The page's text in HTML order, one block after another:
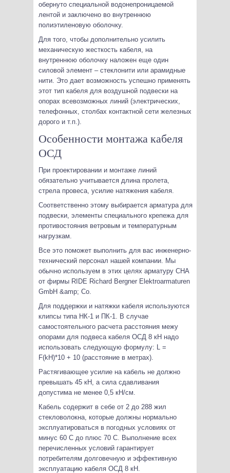
обернуто специальной водонепроницаемой
лентой и заключено во внутреннюю
полиэтиленовую оболочку.
Для того, чтобы дополнительно усилить
механическую жесткость кабеля, на
внутреннюю оболочку наложен еще один
силовой элемент – стеклонити или арамидные
нити. Это дает возможность успешно применять
этот тип кабеля для воздушной подвески на
опорах всевозможных линий (электрических,
телефонных, столбах контактной сети железных
дорого и т.п.).
Особенности монтажа кабеля
ОСД
При проектировании и монтаже линий
обязательно учитывается длина пролета,
стрела провеса, усилие натяжения кабеля.
Соответственно этому выбирается арматура для
подвески, элементы специального крепежа для
противостояния ветровым и температурным
нагрузкам.
Все это поможет выполнить для вас инженерно-
технический персонал нашей компании. Мы
обычно используем в этих целях арматуру СНА
от фирмы RIDE Richard Bergner Elektroarmaturen
GmbH &amp; Co.
Для поддержки и натяжки кабеля используются
клипсы типа НК-1 и ПК-1. В случае
самостоятельного расчета расстояния межу
опорами для подвеса кабеля ОСД 8 кН надо
использовать следующую формулу: L =
F(kH)*10 + 10 (расстояние в метрах).
Растягивающее усилие на кабель не должно
превышать 45 кН, а сила сдавливания
допустима не менее 0,5 кН/см.
Кабель содержит в себе от 2 до 288 жил
стекловолокна, которые должны нормально
эксплуатироваться в погодных условиях от
минус 60 С до плюс 70 С. Выполнение всех
перечисленных условий гарантирует
потребителям долговечную и эффективную
эксплуатацию кабеля ОСД 8 кН.